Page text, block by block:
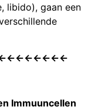
libido), gaan een
Immuuncellen